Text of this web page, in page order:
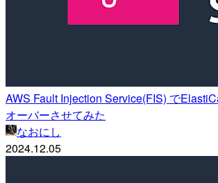
AWS Fault Injection Service(FIS) で
オーバーさせてみた
なおにし
2024.12.05